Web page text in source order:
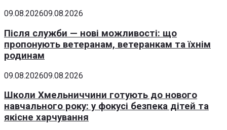
09.08.202609.08.2026
Після служби — нові можливості: що
пропонують ветеранам, ветеранкам та їхнім
родинам
09.08.202609.08.2026
Школи Хмельниччини готують до нового
навчального року: у фокусі безпека дітей та
якісне харчування